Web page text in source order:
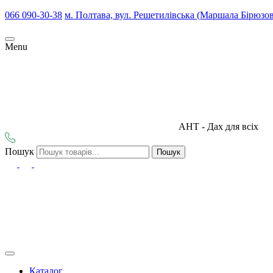
066 090-30-38 м. Полтава, вул. Решетилівська (Маршала
Menu
АНТ - Дах для всіх
Пошук Пошук
Каталог